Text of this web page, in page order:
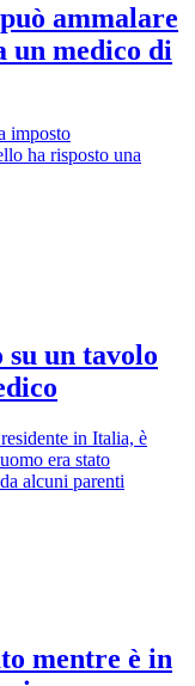
ammalare
un medico di
imposto
ha risposto una
su un tavolo
in Italia, è
era stato
alcuni parenti
mentre è in